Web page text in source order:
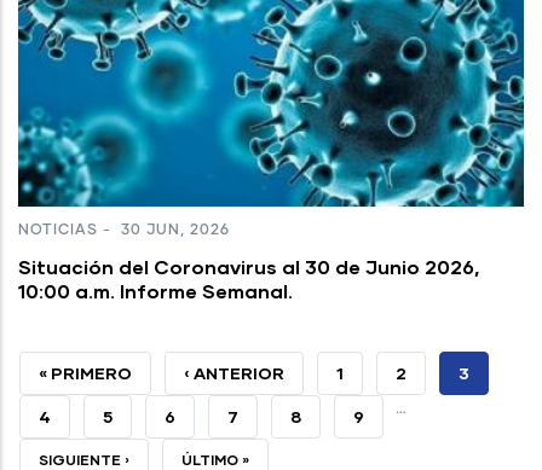
NOTICIAS - 30 JUN, 2026
Situación del Coronavirus al 30 de Junio 2026,
10:00 a.m. Informe Semanal.
PRIMERA
PÁGINA
« PRIMERO
PÁGINA
ANTERIOR
‹ ANTERIOR PAGE
1 PAGE
2
PÁGINA
3
PAGE
4 PAGE
5 PAGE
6 PAGE
7 PAGE
8 PAGE
9 …
SIGUIENTE
SIGUIENTE › ÚLTIMA
ÚLTIMO »